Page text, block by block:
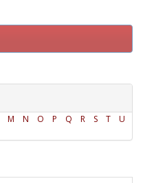
M N O P Q R S T
U